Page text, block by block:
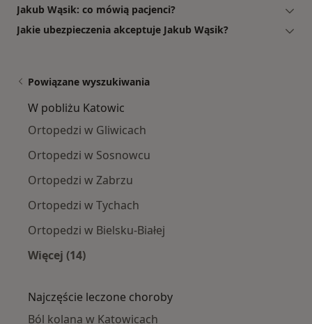
Jakub Wąsik: co mówią pacjenci?
Jakie ubezpieczenia akceptuje Jakub Wąsik?
Powiązane wyszukiwania
W pobliżu Katowic
Ortopedzi w Gliwicach
Ortopedzi w Sosnowcu
Ortopedzi w Zabrzu
Ortopedzi w Tychach
Ortopedzi w Bielsku-Białej
Więcej (14)
Najczęście leczone choroby
Ból kolana w Katowicach